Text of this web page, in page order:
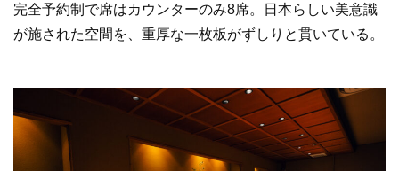
完全予約制で席はカウンターのみ8席。日本らしい美意識
が施された空間を、重厚な一枚板がずしりと貫いている。